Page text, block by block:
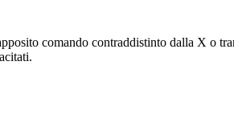
comando contraddistinto dalla X o